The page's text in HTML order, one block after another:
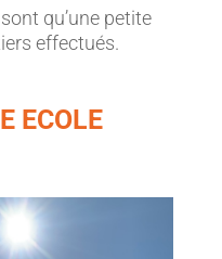
qu’une petite
effectués.
ECOLE